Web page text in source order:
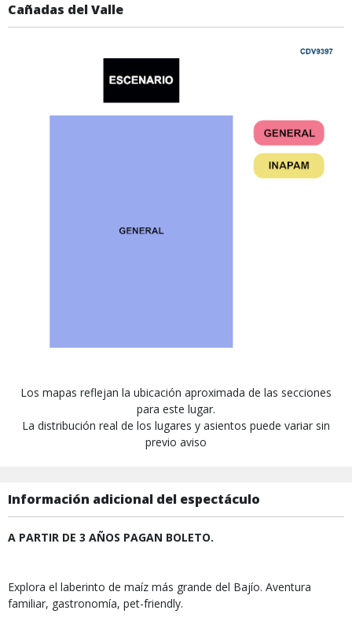
Cañadas del Valle
Los mapas reflejan la ubicación aproximada de las secciones
para este lugar.
La distribución real de los lugares y asientos puede variar sin
previo aviso
Información adicional del espectáculo
A PARTIR DE 3 AÑOS PAGAN BOLETO.
Explora el laberinto de maíz más grande del Bajío. Aventura
familiar, gastronomía, pet-friendly.